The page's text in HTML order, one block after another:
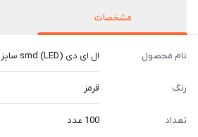
مشخصات
نام محصول ال ای دی (LED) smd سایز 0805
رنگ قرمز
تعداد 100 عدد